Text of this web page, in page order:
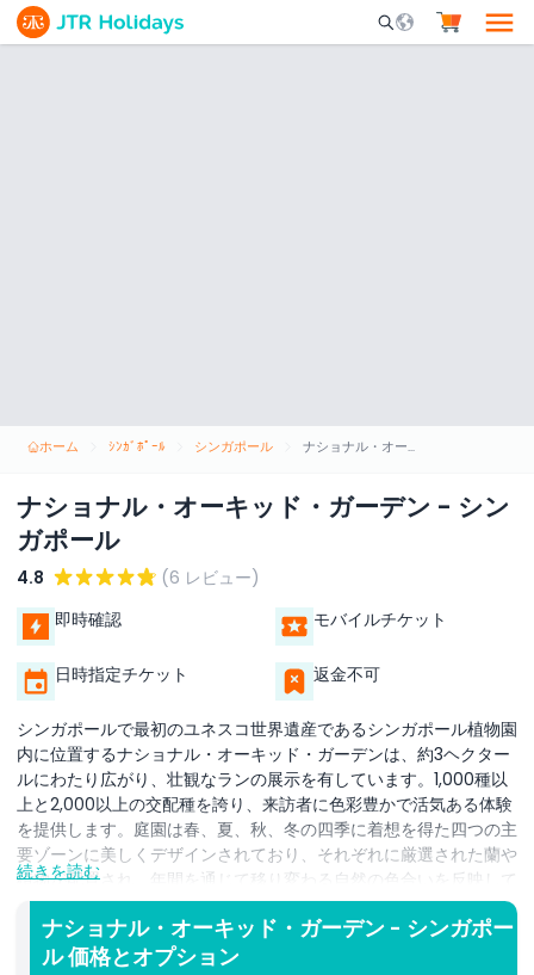
Mobile Search
ホーム ｼﾝｶﾞﾎﾟｰﾙ シンガポール ナショナル・オーキッド・ガーデン - シンガポール
ナショナル・オーキッド・ガーデン - シン
ガポール
4.8
(6 レビュー)
即時確認
モバイルチケット
日時指定チケット 返金不可
シンガポールで最初のユネスコ世界遺産であるシンガポール植物園
内に位置するナショナル・オーキッド・ガーデンは、約3ヘクター
ルにわたり広がり、壮観なランの展示を有しています。1,000種以
上と2,000以上の交配種を誇り、来訪者に色彩豊かで活気ある体験
を提供します。庭園は春、夏、秋、冬の四季に着想を得た四つの主
要ゾーンに美しくデザインされており、それぞれに厳選された蘭や
植物が配置され、年間を通じて移り変わる自然の色合いを反映して
います。必見のハイライトは Sembcorp Cool House で、雲霧林
の環境を模して設計されたユニークなガラス温室です。ここでは、
標高1,000〜2,000メートルの高地でしか育たない希少なランに囲
続きを読む
ナショナル・オーキッド・ガーデン - シンガポー
ル 価格とオプション